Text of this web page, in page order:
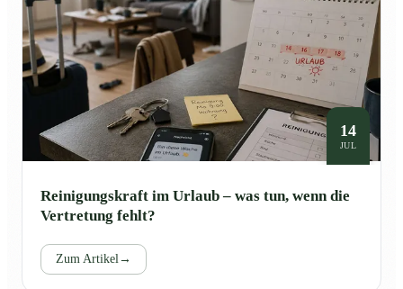
14
JUL
Reinigungskraft im Urlaub – was tun, wenn die
Vertretung fehlt?
Zum Artikel→